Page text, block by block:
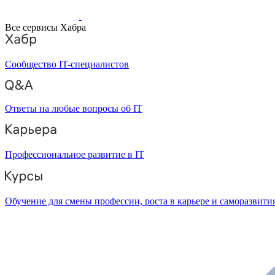
Все сервисы Хабра
Сообщество IT-специалистов
Ответы на любые вопросы об IT
Профессиональное развитие в IT
Обучение для смены профессии, роста в карьере и